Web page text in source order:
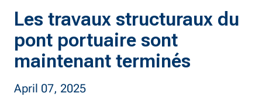
Les travaux structuraux du
pont portuaire sont
maintenant terminés
April 07, 2025